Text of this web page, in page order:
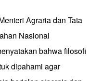
Agraria dan Tata
Nasional
bahwa filosofi
dipahami agar